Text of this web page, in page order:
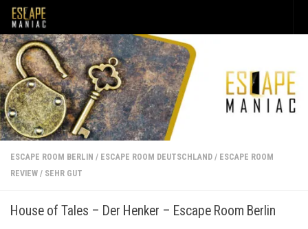
Unter dem Inhalt
ESCAPE ROOM BERLIN / ESCAPE ROOM DEUTSCHLAND / ESCAPE ROOM
REVIEW / SEHR GUT
House of Tales – Der Henker – Escape Room Berlin